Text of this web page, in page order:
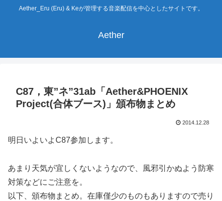
Aether_Eru (Eru) & Keが管理する音楽配信を中心としたサイトです。
Aether
C87，東”ネ”31ab「Aether&PHOENIX
Project(合体ブース)」頒布物まとめ
2014.12.28
明日いよいよC87参加します。
あまり天気が宜しくないようなので、風邪引かぬよう防寒
対策などにご注意を。
以下、頒布物まとめ。在庫僅少のものもありますので売り